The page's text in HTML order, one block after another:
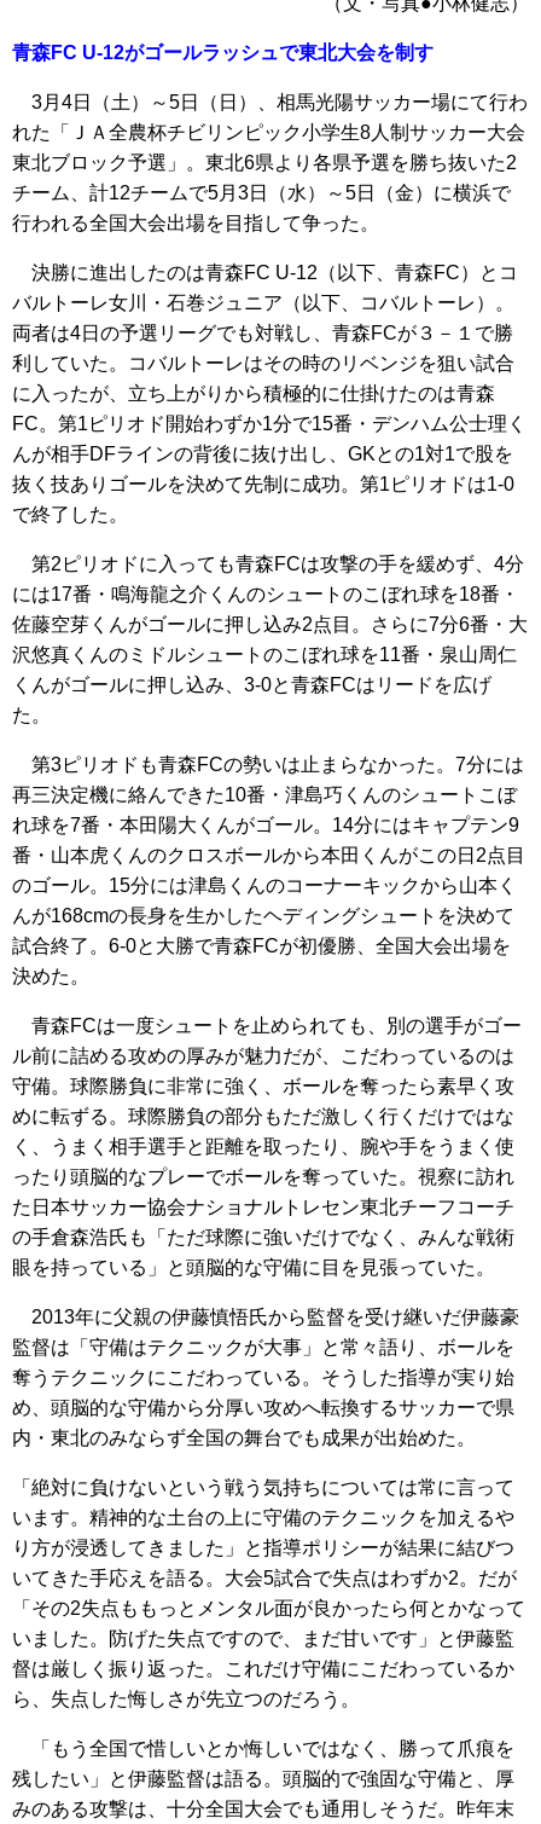
青森FC U-12がゴールラッシュで東北大会を制す
3月4日（土）～5日（日）、相馬光陽サッカー場にて行わ
れた「ＪＡ全農杯チビリンピック小学生8人制サッカー大会
東北ブロック予選」。東北6県より各県予選を勝ち抜いた2
チーム、計12チームで5月3日（水）～5日（金）に横浜で
行われる全国大会出場を目指して争った。
決勝に進出したのは青森FC U-12（以下、青森FC）とコ
バルトーレ女川・石巻ジュニア（以下、コバルトーレ）。
両者は4日の予選リーグでも対戦し、青森FCが３－１で勝
利していた。コバルトーレはその時のリベンジを狙い試合
に入ったが、立ち上がりから積極的に仕掛けたのは青森
FC。第1ピリオド開始わずか1分で15番・デンハム公士理く
んが相手DFラインの背後に抜け出し、GKとの1対1で股を
抜く技ありゴールを決めて先制に成功。第1ピリオドは1-0
で終了した。
第2ピリオドに入っても青森FCは攻撃の手を緩めず、4分
には17番・鳴海龍之介くんのシュートのこぼれ球を18番・
佐藤空芽くんがゴールに押し込み2点目。さらに7分6番・大
沢悠真くんのミドルシュートのこぼれ球を11番・泉山周仁
くんがゴールに押し込み、3-0と青森FCはリードを広げ
た。
第3ピリオドも青森FCの勢いは止まらなかった。7分には
再三決定機に絡んできた10番・津島巧くんのシュートこぼ
れ球を7番・本田陽大くんがゴール。14分にはキャプテン9
番・山本虎くんのクロスボールから本田くんがこの日2点目
のゴール。15分には津島くんのコーナーキックから山本く
んが168cmの長身を生かしたヘディングシュートを決めて
試合終了。6-0と大勝で青森FCが初優勝、全国大会出場を
決めた。
青森FCは一度シュートを止められても、別の選手がゴー
ル前に詰める攻めの厚みが魅力だが、こだわっているのは
守備。球際勝負に非常に強く、ボールを奪ったら素早く攻
めに転ずる。球際勝負の部分もただ激しく行くだけではな
く、うまく相手選手と距離を取ったり、腕や手をうまく使
ったり頭脳的なプレーでボールを奪っていた。視察に訪れ
た日本サッカー協会ナショナルトレセン東北チーフコーチ
の手倉森浩氏も「ただ球際に強いだけでなく、みんな戦術
眼を持っている」と頭脳的な守備に目を見張っていた。
2013年に父親の伊藤慎悟氏から監督を受け継いだ伊藤豪
監督は「守備はテクニックが大事」と常々語り、ボールを
奪うテクニックにこだわっている。そうした指導が実り始
め、頭脳的な守備から分厚い攻めへ転換するサッカーで県
内・東北のみならず全国の舞台でも成果が出始めた。
「絶対に負けないという戦う気持ちについては常に言って
います。精神的な土台の上に守備のテクニックを加えるや
り方が浸透してきました」と指導ポリシーが結果に結びつ
いてきた手応えを語る。大会5試合で失点はわずか2。だが
「その2失点ももっとメンタル面が良かったら何とかなって
いました。防げた失点ですので、まだ甘いです」と伊藤監
督は厳しく振り返った。これだけ守備にこだわっているか
ら、失点した悔しさが先立つのだろう。
「もう全国で惜しいとか悔しいではなく、勝って爪痕を
残したい」と伊藤監督は語る。頭脳的で強固な守備と、厚
みのある攻撃は、十分全国大会でも通用しそうだ。昨年末